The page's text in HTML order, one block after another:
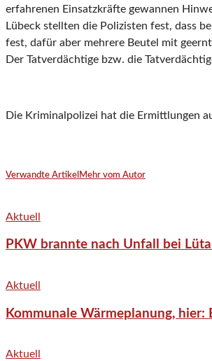
erfahrenen Einsatzkräfte gewannen
Lübeck stellten die Polizisten fest, dass
fest, dafür aber mehrere Beutel mit
Der Tatverdächtige bzw. die
Die Kriminalpolizei hat die Ermittlungen
Verwandte Artikel Mehr vom Autor
Aktuell
PKW brannte nach Unfall bei
Aktuell
Kommunale Wärmeplanung,
Aktuell